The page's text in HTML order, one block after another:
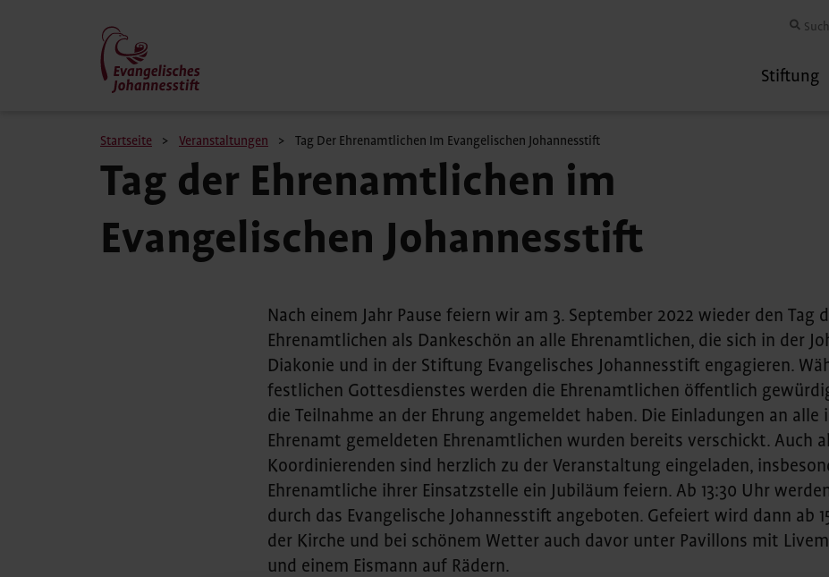
Stiftung
Pfadnavigation
Startseite Veranstaltungen Tag Der Ehrenamtlichen Im Evangelischen Johannesstift
Tag der Ehrenamtlichen im
Evangelischen Johannesstift
Nach einem Jahr Pause feiern wir am 3. September 2022 wieder den Tag
Ehrenamtlichen als Dankeschön an alle Ehrenamtlichen, die sich in der
Diakonie und in der Stiftung Evangelisches Johannesstift engagieren.
festlichen Gottesdienstes werden die Ehrenamtlichen öffentlich
die Teilnahme an der Ehrung angemeldet haben. Die Einladungen an alle
Ehrenamt gemeldeten Ehrenamtlichen wurden bereits verschickt. Auch
Koordinierenden sind herzlich zu der Veranstaltung eingeladen,
Ehrenamtliche ihrer Einsatzstelle ein Jubiläum feiern. Ab 13:30 Uhr
durch das Evangelische Johannesstift angeboten. Gefeiert wird dann ab
der Kirche und bei schönem Wetter auch davor unter Pavillons mit
und einem Eismann auf Rädern.